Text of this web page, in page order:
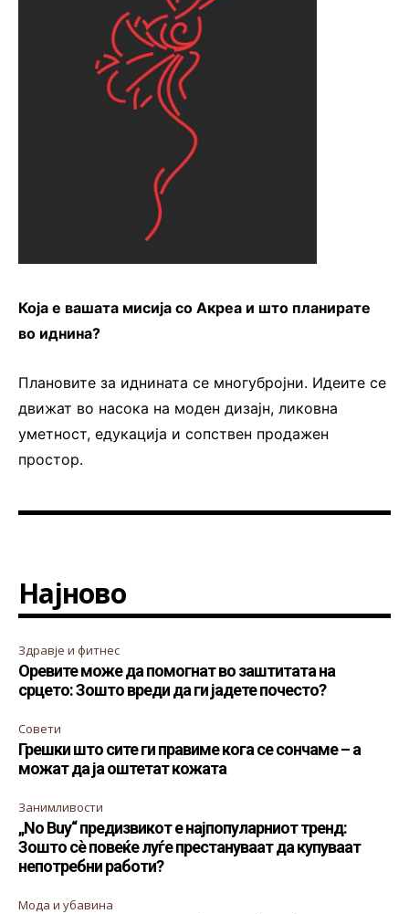
Која е вашата мисија со Акреа и што планирате
во иднина?
Плановите за иднината се многубројни. Идеите се
движат во насока на моден дизајн, ликовна
уметност, едукација и сопствен продажен
простор.
Најново
Здравје и фитнес
Оревите може да помогнат во заштитата на
срцето: Зошто вреди да ги јадете почесто?
Совети
Грешки што сите ги правиме кога се сончаме – а
можат да ја оштетат кожата
Занимливости
„No Buy“ предизвикот е најпопуларниот тренд:
Зошто сè повеќе луѓе престануваат да купуваат
непотребни работи?
Мода и убавина